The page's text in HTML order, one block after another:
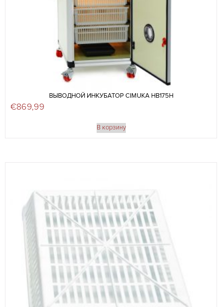
ВЫВОДНОЙ ИНКУБАТОР CIMUKA HB175H
€869,99
В корзину